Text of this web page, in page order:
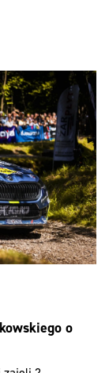
o